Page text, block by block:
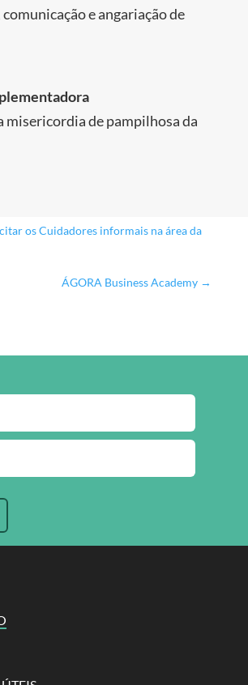
e angariação de
misericordia de pampilhosa da
os Cuidadores informais na área da
ÁGORA Business Academy →